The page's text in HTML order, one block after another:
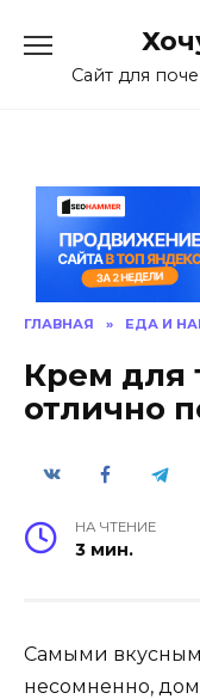
contentСайт для
ГЛАВНАЯ » ЕДА И
Крем для
отлично
НА ЧТЕНИЕ
3 мин.
Самыми
несомненно,